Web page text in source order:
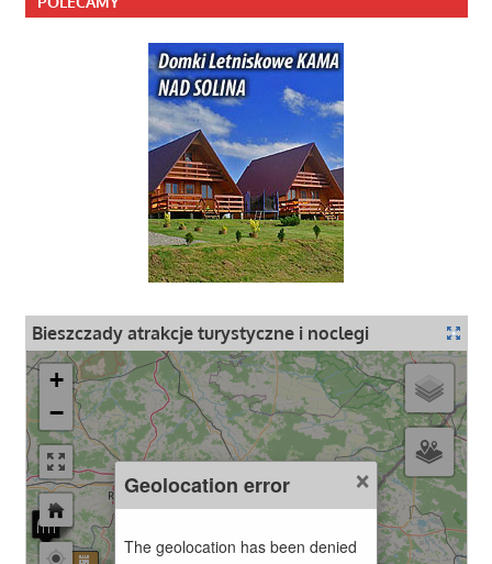
Bieszczady atrakcje turystyczne i noclegi
+
−
×
Geolocation error
The geolocation has been denied